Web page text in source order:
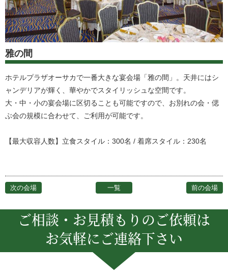
雅の間
ホテルプラザオーサカで一番大きな宴会場「雅の間」。天井にはシ
ャンデリアが輝く、華やかでスタイリッシュな空間です。
大・中・小の宴会場に区切ることも可能ですので、お別れの会・偲
ぶ会の規模に合わせて、ご利用が可能です。
【最大収容人数】立食スタイル：300名 / 着席スタイル：230名
次の会場 一覧 前の会場
ご相談・お見積もりのご依頼は
お気軽にご連絡下さい